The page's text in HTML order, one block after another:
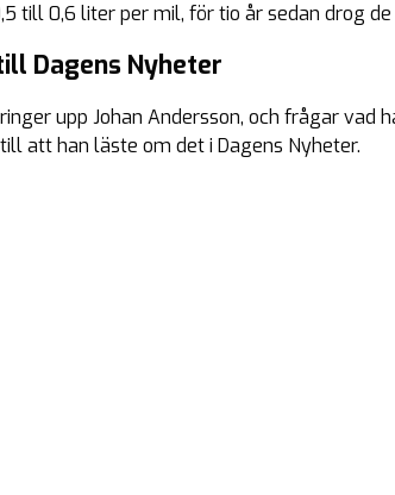
till 0,6 liter per mil, för tio år sedan drog
Dagens Nyheter
upp Johan Andersson, och frågar vad
att han läste om det i Dagens Nyheter.